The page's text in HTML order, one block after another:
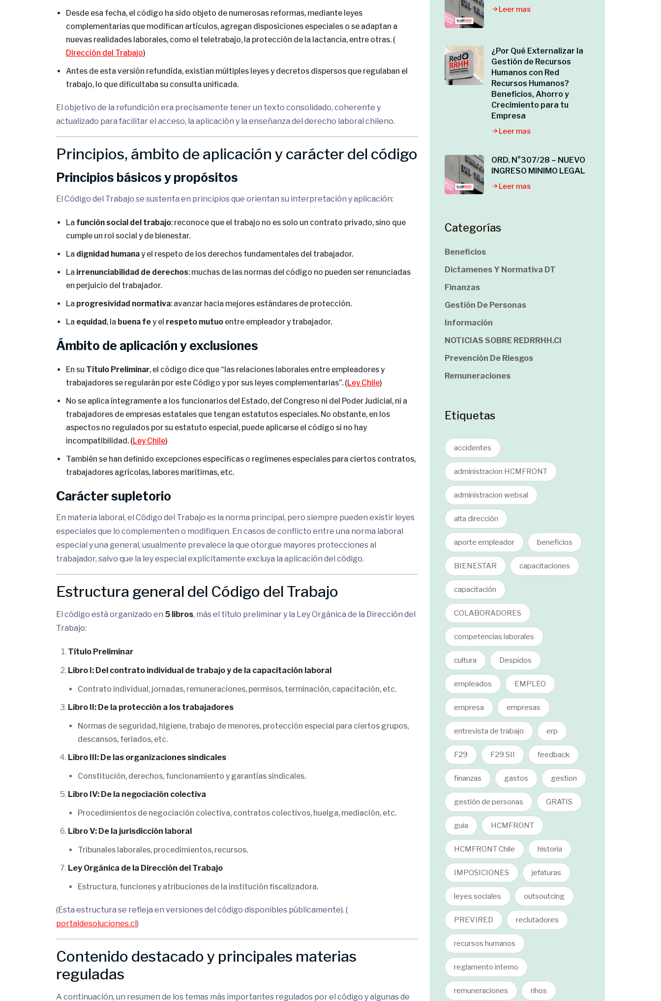
Desde esa fecha, el código ha sido objeto de numerosas reformas, mediante leyes
complementarias que modifican artículos, agregan disposiciones especiales o se adaptan a
nuevas realidades laborales, como el teletrabajo, la protección de la lactancia, entre otras. (
Dirección del Trabajo)
Antes de esta versión refundida, existían múltiples leyes y decretos dispersos que regulaban el
trabajo, lo que dificultaba su consulta unificada.
El objetivo de la refundición era precisamente tener un texto consolidado, coherente y
actualizado para facilitar el acceso, la aplicación y la enseñanza del derecho laboral chileno.
Principios, ámbito de aplicación y carácter del código
Principios básicos y propósitos
El Código del Trabajo se sustenta en principios que orientan su interpretación y aplicación:
La función social del trabajo: reconoce que el trabajo no es solo un contrato privado, sino que
cumple un rol social y de bienestar.
La dignidad humanay el respeto de los derechos fundamentales del trabajador.
La irrenunciabilidad de derechos: muchas de las normas del código no pueden ser renunciadas
en perjuicio del trabajador.
La progresividad normativa: avanzar hacia mejores estándares de protección.
La equidad, la buena fey el respeto mutuo entre empleador y trabajador.
Ámbito de aplicación y exclusiones
En su Título Preliminar, el código dice que “las relaciones laborales entre empleadores y
trabajadores se regularán por este Código y por sus leyes complementarias”. (Ley Chile)
No se aplica íntegramente a los funcionarios del Estado, del Congreso ni del Poder Judicial, ni a
trabajadores de empresas estatales que tengan estatutos especiales. No obstante, en los
aspectos no regulados por su estatuto especial, puede aplicarse el código si no hay
incompatibilidad. (Ley Chile)
También se han definido excepciones específicas o regímenes especiales para ciertos contratos,
trabajadores agrícolas, labores marítimas, etc.
Carácter supletorio
En materia laboral, el Código del Trabajo es la norma principal, pero siempre pueden existir leyes
especiales que lo complementen o modifiquen. En casos de conflicto entre una norma laboral
especial y una general, usualmente prevalece la que otorgue mayores protecciones al
trabajador, salvo que la ley especial explícitamente excluya la aplicación del código.
Estructura general del Código del Trabajo
El código está organizado en 5 libros, más el título preliminar y la Ley Orgánica de la Dirección del
Trabajo:
Título Preliminar
Libro I: Del contrato individual de trabajo y de la capacitación laboral
Contrato individual, jornadas, remuneraciones, permisos, terminación, capacitación, etc.
Libro II: De la protección a los trabajadores
Normas de seguridad, higiene, trabajo de menores, protección especial para ciertos grupos,
descansos, feriados, etc.
Libro III: De las organizaciones sindicales
Constitución, derechos, funcionamiento y garantías sindicales.
Libro IV: De la negociación colectiva
Procedimientos de negociación colectiva, contratos colectivos, huelga, mediación, etc.
Libro V: De la jurisdicción laboral
Tribunales laborales, procedimientos, recursos.
Ley Orgánica de la Dirección del Trabajo
Estructura, funciones y atribuciones de la institución fiscalizadora.
(Esta estructura se refleja en versiones del código disponibles públicamente). (
portaldesoluciones.cl)
Contenido destacado y principales materias
reguladas
A continuación, un resumen de los temas más importantes regulados por el código y algunas de
Leer mas
¿Por Qué Externalizar la
Gestión de Recursos
Humanos con Red
Recursos Humanos?
Beneficios, Ahorro y
Crecimiento para tu
Empresa
Leer mas
ORD. N°307/28 – NUEVO
INGRESO MINIMO LEGAL
Leer mas
Categorías
Beneficios
Dictamenes Y Normativa DT
Finanzas
Gestión De Personas
Información
NOTICIAS SOBRE REDRRHH.cl
Prevención De Riesgos
Remuneraciones
Etiquetas
accidentes
administracion HCMFRONT
administracion websal
alta dirección
aporte empleador beneficios
BIENESTAR capacitaciones
capacitación
COLABORADORES
competencias laborales
cultura Despidos
empleados EMPLEO
empresa empresas
entrevista de trabajo erp
F29 F29 SII feedback
finanzas gastos gestion
gestión de personas GRATIS
guia HCMFRONT
HCMFRONT Chile historia
IMPOSICIONES jefaturas
leyes sociales outsoutcing
PREVIRED reclutadores
recursos humanos
reglamento interno
remuneraciones rihos